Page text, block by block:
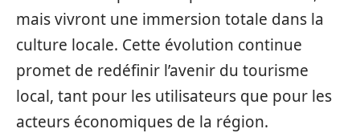
mais vivront une immersion totale dans la
culture locale. Cette évolution continue
promet de redéfinir l’avenir du tourisme
local, tant pour les utilisateurs que pour les
acteurs économiques de la région.